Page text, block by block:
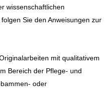
wissenschaftlichen
Sie den Anweisungen zur
mit qualitativem
Bereich der Pflege- und
oder